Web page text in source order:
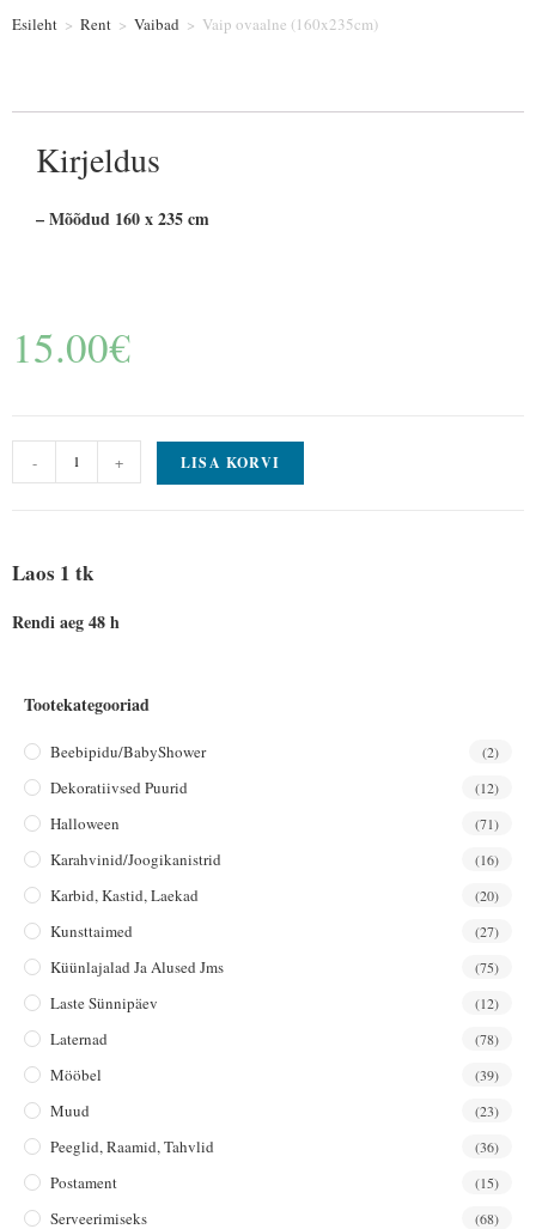
Esileht > Rent > Vaibad > Vaip ovaalne (160x235cm)
Kirjeldus
– Mõõdud 160 x 235 cm
15.00€
- + LISA KORVI
Laos 1 tk
Rendi aeg 48 h
Tootekategooriad
Beebipidu/BabyShower (2)
Dekoratiivsed Puurid (12)
Halloween (71)
Karahvinid/joogikanistrid (16)
Karbid, Kastid, Laekad (20)
Kunsttaimed (27)
Küünlajalad Ja Alused Jms (75)
Laste Sünnipäev (12)
Laternad (78)
Mööbel (39)
Muud (23)
Peeglid, Raamid, Tahvlid (36)
Postament (15)
Serveerimiseks (68)